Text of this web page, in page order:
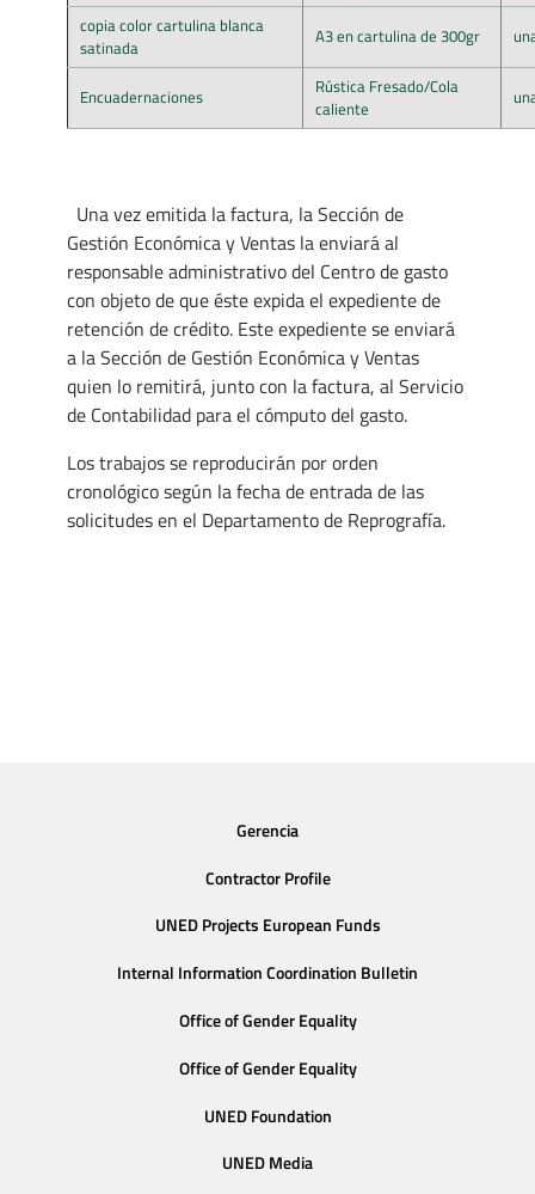
copia color cartulina blanca
satinada
A3 en cartulina de 300gr
Encuadernaciones
Rústica Fresado/Cola
caliente
Una vez emitida la factura, la Sección de
Gestión Económica y Ventas la enviará al
responsable administrativo del Centro de gasto
con objeto de que éste expida el expediente de
retención de crédito. Este expediente se enviará
a la Sección de Gestión Económica y Ventas
quien lo remitirá, junto con la factura, al Servicio
de Contabilidad para el cómputo del gasto.
Los trabajos se reproducirán por orden
cronológico según la fecha de entrada de las
solicitudes en el Departamento de Reprografía.
Gerencia
Contractor Profile
UNED Projects European Funds
Internal Information Coordination Bulletin
Office of Gender Equality
Office of Gender Equality
UNED Foundation
UNED Media